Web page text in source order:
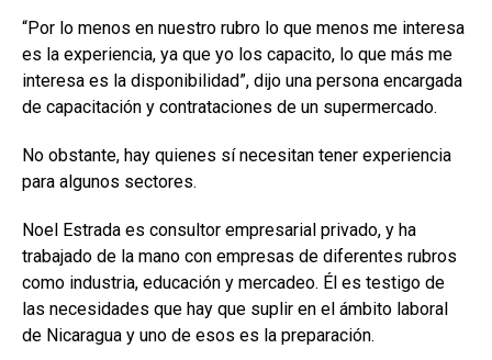
“Por lo menos en nuestro rubro lo que menos me interesa
es la experiencia, ya que yo los capacito, lo que más me
interesa es la disponibilidad”, dijo una persona encargada
de capacitación y contrataciones de un supermercado.
No obstante, hay quienes sí necesitan tener experiencia
para algunos sectores.
Noel Estrada es consultor empresarial privado, y ha
trabajado de la mano con empresas de diferentes rubros
como industria, educación y mercadeo. Él es testigo de
las necesidades que hay que suplir en el ámbito laboral
de Nicaragua y uno de esos es la preparación.